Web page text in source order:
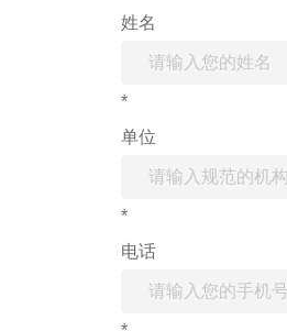
姓名
*
单位
*
电话